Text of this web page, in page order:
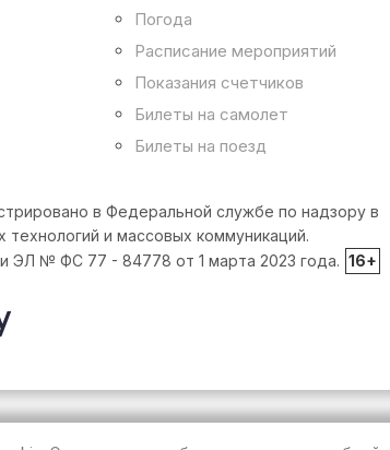
Погода
Расписание мероприятий
Показания счетчиков
Билеты на самолет
Билеты на поезд
в Федеральной службе по надзору в
и массовых коммуникаций.
ЭЛ № ФС 77 - 84778 от 1 марта 2023 года. 16+